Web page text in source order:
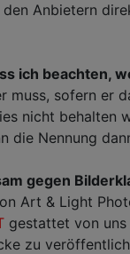
den Anbietern
ich beachten,
muss, sofern er
nicht behalten
die Nennung
gegen
Art & Light
gestattet von
zu